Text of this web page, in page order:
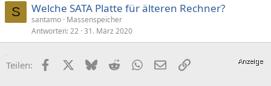
S Welche SATA Platte für älteren Rechner?
santamo Massenspeicher
Antworten 22 31. März 2020
Teilen: FacebookX (Twitter)
BlueskyRedditWhatsApp
E-MailLink